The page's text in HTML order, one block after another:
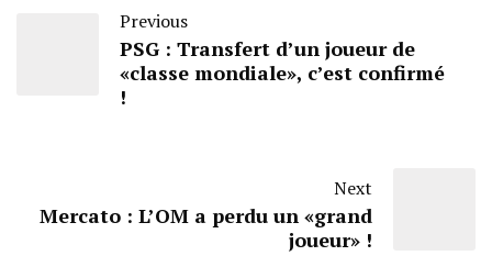
Previous
PSG : Transfert d’un joueur de
«classe mondiale», c’est confirmé
!
Next
Mercato : L’OM a perdu un «grand
joueur» !